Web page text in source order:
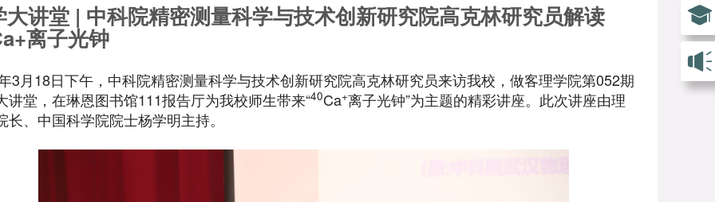
大讲堂 | 中科院精密测量科学与技术创新研究院高克林研究员解读
离子光钟
3月18日下午，中科院精密测量科学与技术创新研究院高克林研究员来访我校，做客理学院第052期
讲堂，在琳恩图书馆111报告厅为我校师生带来“40Ca+离子光钟”为主题的精彩讲座。此次讲座由理
长、中国科学院院士杨学明主持。